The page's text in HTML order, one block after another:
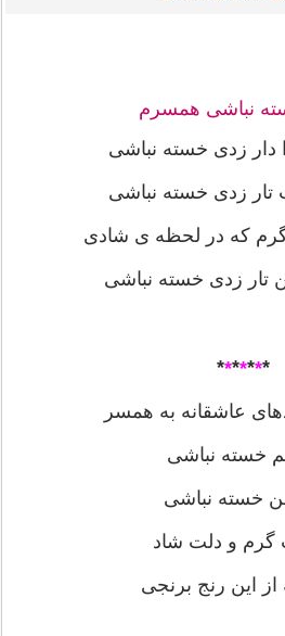
نباشی همسرم
دار زدی خسته نباشی
زدی خسته نباشی
که در لحظه ی شادی
تار زدی خسته نباشی
*
*
*
*
*
*
*
عاشقانه به همسر
خسته نباشی
خسته نباشی
و دلت شاد
از این رنج برنجی